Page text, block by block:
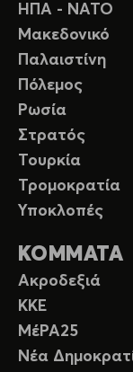
ΗΠΑ - ΝΑΤΟ
Μακεδονικό
Παλαιστίνη
Πόλεμος
Ρωσία
Στρατός
Τουρκία
Τρομοκρατία
Υποκλοπές
ΚΟΜΜΑΤΑ
Ακροδεξιά
ΚΚΕ
ΜέΡΑ25
Νέα